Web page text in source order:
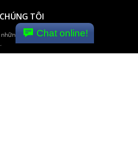
TÔI
tin tức mới nhất, hãy
Chat online!